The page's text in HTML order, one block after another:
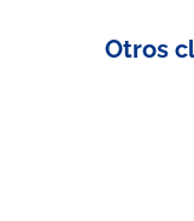
Otros